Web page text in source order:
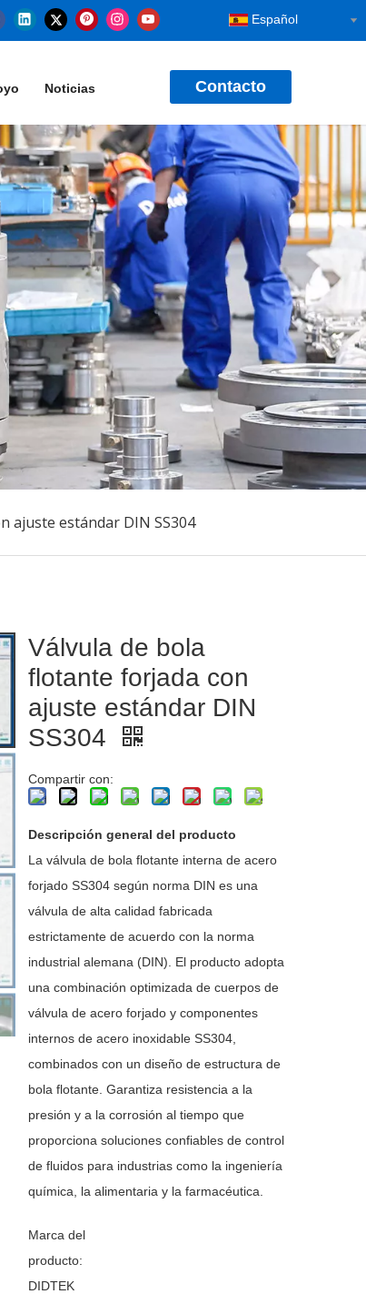
Español
Noticias Contacto
ajuste estándar DIN SS304
Válvula de bola
flotante forjada con
ajuste estándar DIN
SS304
Compartir con:
Descripción general del producto
La válvula de bola flotante interna de acero
forjado SS304 según norma DIN es una
válvula de alta calidad fabricada
estrictamente de acuerdo con la norma
industrial alemana (DIN). El producto adopta
una combinación optimizada de cuerpos de
válvula de acero forjado y componentes
internos de acero inoxidable SS304,
combinados con un diseño de estructura de
bola flotante. Garantiza resistencia a la
presión y a la corrosión al tiempo que
proporciona soluciones confiables de control
de fluidos para industrias como la ingeniería
química, la alimentaria y la farmacéutica.
Marca del
producto:
DIDTEK